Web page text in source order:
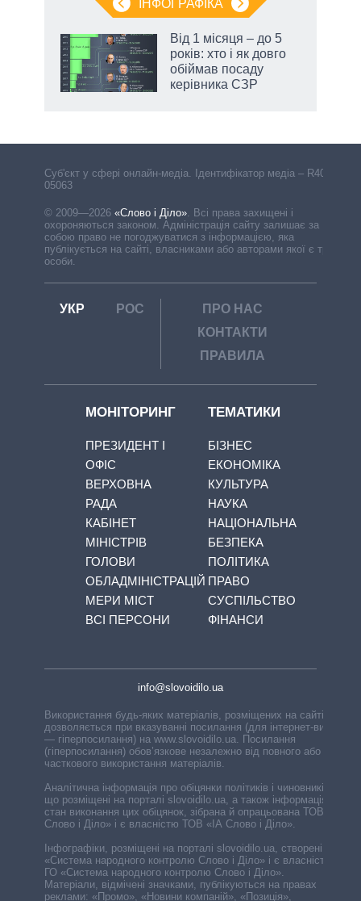
ІНФОГРАФІКА
Від 1 місяця – до 5
років: хто і як довго
обіймав посаду
керівника СЗР
Cуб'єкт у сфері онлайн-медіа. Ідентифікатор медіа – R40-
05063
© 2009—2026 «Слово і Діло»
Всі права захищені і
охороняються законом. Адміністрація сайту залишає за
собою право не погоджуватися з інформацією, яка
публікується на сайті, власниками або авторами якої є треті
особи.
УКР РОС
ПРО НАС
КОНТАКТИ
ПРАВИЛА
МОНІТОРИНГ
ПРЕЗИДЕНТ І
ОФІС
ВЕРХОВНА
РАДА
КАБІНЕТ
МІНІСТРІВ
ГОЛОВИ
ОБЛАДМІНІСТРАЦІЙ
МЕРИ МІСТ
ВСІ ПЕРСОНИ
ТЕМАТИКИ
БІЗНЕС
ЕКОНОМІКА
КУЛЬТУРА
НАУКА
НАЦІОНАЛЬНА
БЕЗПЕКА
ПОЛІТИКА
ПРАВО
СУСПІЛЬСТВО
ФІНАНСИ
info@slovoidilo.ua
Використання будь-яких матеріалів, розміщених на сайті,
дозволяється при вказуванні посилання (для інтернет-видань
— гіперпосилання) на www.slovoidilo.ua. Посилання
(гіперпосилання) обов’язкове незалежно від повного або
часткового використання матеріалів.
Аналітична інформація про обіцянки політиків і чиновників,
що розміщені на порталі slovoidilo.ua, а також інформація про
стан виконання цих обіцянок, зібрана й опрацьована ТОВ «ІА
Слово і Діло» і є власністю ТОВ «ІА Слово і Діло».
Інфографіки, розміщені на порталі slovoidilo.ua, створені ГО
«Система народного контролю Слово і Діло» і є власністю
ГО «Система народного контролю Слово і Діло».
Матеріали, відмічені значками, публікуються на правах
реклами: «Промо», «Новини компаній», «Позиція»,